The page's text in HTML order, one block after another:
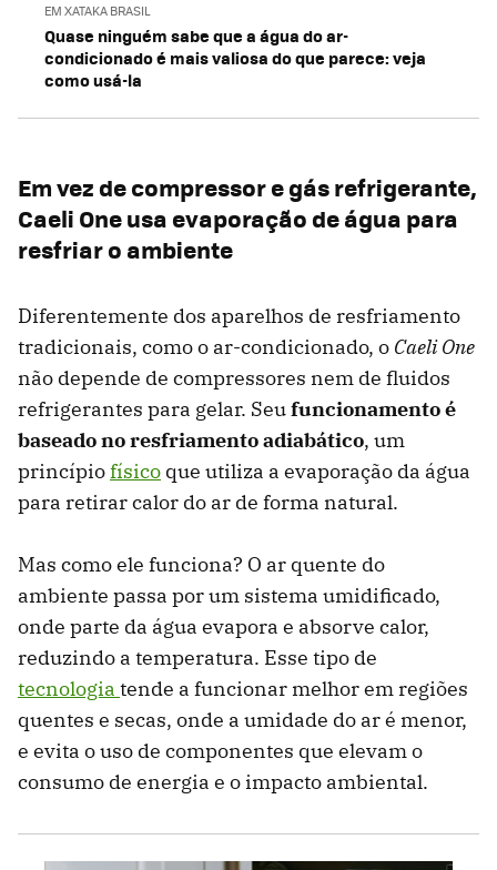
EM XATAKA BRASIL
Quase ninguém sabe que a água do ar-
condicionado é mais valiosa do que parece: veja
como usá-la
Em vez de compressor e gás refrigerante,
Caeli One usa evaporação de água para
resfriar o ambiente
Diferentemente dos aparelhos de resfriamento
tradicionais, como o ar-condicionado, o Caeli One
não depende de compressores nem de fluidos
refrigerantes para gelar. Seufuncionamento é
baseado no resfriamento adiabático, um
princípiofísico que utiliza a evaporação da água
para retirar calor do ar de forma natural.
Mas como ele funciona? O ar quente do
ambiente passa por um sistema umidificado,
onde parte da água evapora e absorve calor,
reduzindo a temperatura. Esse tipo de
tecnologia tende a funcionar melhor em regiões
quentes e secas, onde a umidade do ar é menor,
e evita o uso de componentes que elevam o
consumo de energia e o impacto ambiental.